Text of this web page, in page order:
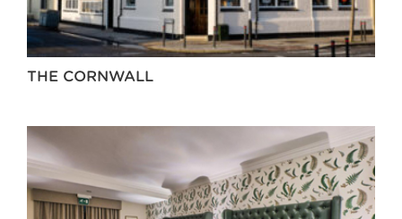
THE CORNWALL